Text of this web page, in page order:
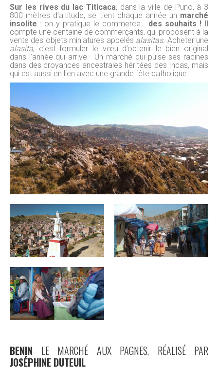
Sur les rives du lac Titicaca, dans la ville de Puno, à 3
800 mètres d’altitude, se tient chaque année un marché
insolite : on y pratique le commerce… des souhaits ! Il
compte une centaine de commerçants, qui proposent à la
vente des objets miniatures appelés alasitas. Acheter une
alasita, c’est formuler le vœu d’obtenir le bien original
dans l’année qui arrive. Un marché qui puise ses racines
dans des croyances ancestrales héritées des Incas, mais
qui est aussi en lien avec une grande fête catholique.
BENIN LE MARCHÉ AUX PAGNES, RÉALISÉ PAR
JOSÉPHINE DUTEUIL